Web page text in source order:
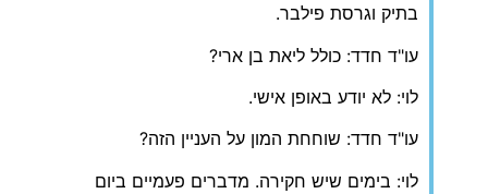
בתיק וגרסת פילבר.
עו"ד חדד: כולל ליאת בן ארי?
לוי: לא יודע באופן אישי.
עו"ד חדד: שוחחת המון על העניין הזה?
לוי: בימים שיש חקירה. מדברים פעמיים ביום